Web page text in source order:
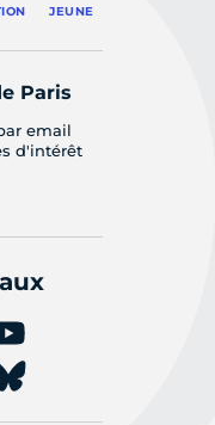
JEUNE
Paris
email
d'intérêt